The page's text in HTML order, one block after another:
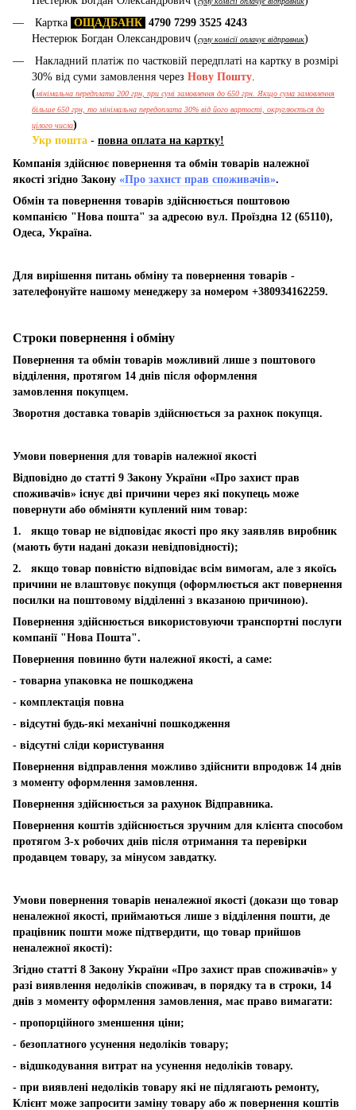
Картка ОЩАДБАНК 4790 7299 3525 4243
Нестерюк Богдан Олександрович (суму комісії оплачує відправник)
Накладний платіж по частковій передплаті на картку в розмірі
30% від суми замовлення через Нову Пошту.
(мінімальна передплата 200 грн, при сумі замовлення до 650 грн. Якщо сума замовлення
більше 650 грн, то мінімальна передоплата 30% від його вартості, округлюється до
цілого числа)
Укр пошта - повна оплата на картку!
Компанія здійснює повернення та обмін товарів належної
якості згідно Закону «Про захист прав споживачів».
Обмін та повернення товарів здійснюється поштовою
компанією "Нова пошта" за адресою вул. Проїздна 12 (65110),
Одеса, Україна.
Для вирішення питань обміну та повернення товарів -
зателефонуйте нашому менеджеру за номером +380934162259.
Строки повернення і обміну
Повернення та обмін товарів можливий лише з поштового
відділення, протягом 14 днів після оформлення
замовлення покупцем.
Зворотня доставка товарів здійснюється за рахнок покупця.
Умови повернення для товарів належної якості
Відповідно до статті 9 Закону України «Про захист прав
споживачів» існує дві причини через які покупець може
повернути або обміняти куплений ним товар:
1. якщо товар не відповідає якості про яку заявляв виробник
(мають бути надані докази невідповідності);
2. якщо товар повністю відповідає всім вимогам, але з якоїсь
причини не влаштовує покупця (оформлюється акт повернення
посилки на поштовому відділенні з вказаною причиною).
Повернення здійснюється використовуючи транспортні послуги
компанії "Нова Пошта".
Повернення повинно бути належної якості, а саме:
- товарна упаковка не пошкоджена
- комплектація повна
- відсутні будь-які механічні пошкодження
- відсутні сліди користування
Повернення відправлення можливо здійснити впродовж 14 днів
з моменту оформлення замовлення.
Повернення здійснюється за рахунок Відправника.
Повернення коштів здійснюється зручним для клієнта способом
протягом 3-х робочих днів після отримання та перевірки
продавцем товару, за мінусом завдатку.
Умови повернення товарів неналежної якості (докази що товар
неналежної якості, приймаються лише з відділення пошти, де
працівник пошти може підтвердити, що товар прийшов
неналежної якості):
Згідно статті 8 Закону України «Про захист прав споживачів» у
разі виявлення недоліків споживач, в порядку та в строки, 14
днів з моменту оформлення замовлення, має право вимагати:
- пропорційного зменшення ціни;
- безоплатного усунення недоліків товару;
- відшкодування витрат на усунення недоліків товару.
- при виявлені недоліків товару які не підлягають ремонту,
Клієнт може запросити заміну товару або ж повернення коштів